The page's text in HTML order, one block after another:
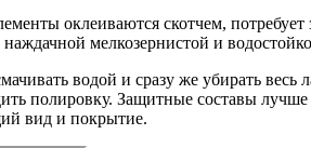
оклеиваются скотчем,
мелкозернистой и
водой и сразу же убирать
полировку. Защитные составы
вид и покрытие.